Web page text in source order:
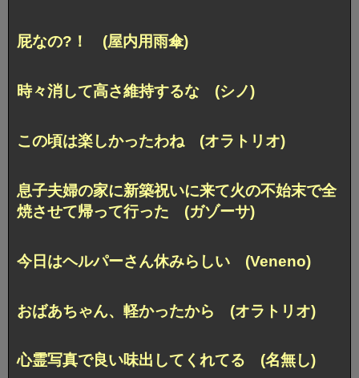
屁なの?！ (屋内用雨傘)
時々消して高さ維持するな (シノ)
この頃は楽しかったわね (オラトリオ)
息子夫婦の家に新築祝いに来て火の不始末で全
焼させて帰って行った (ガゾーサ)
今日はヘルパーさん休みらしい (Veneno)
おばあちゃん、軽かったから (オラトリオ)
心霊写真で良い味出してくれてる (名無し)